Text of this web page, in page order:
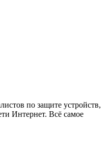
по защите устройств,
Интернет. Всё самое